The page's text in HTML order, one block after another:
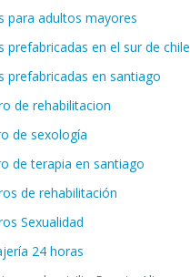
para adultos mayores
prefabricadas en el sur de chile
prefabricadas en santiago
de rehabilitacion
de sexología
de terapia en santiago
de rehabilitación
Sexualidad
24 horas